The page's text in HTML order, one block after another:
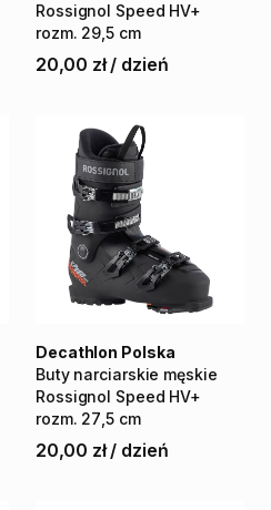
Rossignol Speed HV+
rozm. 29​ ​,​​5 cm
20,00 zł / dzień
Buty narciarskie męskie
Rossignol Speed HV+
rozm. 27 ​,​5 cm
Decathlon Polska
20,00 zł / dzień